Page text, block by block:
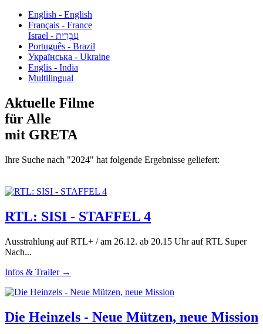
English - English
Français - France
עִבְרִית - Israel
Português - Brazil
Українська - Ukraine
Englis - India
Multilingual
Aktuelle Filme
für Alle
mit GRETA
Ihre Suche nach "2024" hat folgende Ergebnisse geliefert:
RTL: SISI - STAFFEL 4
Ausstrahlung auf RTL+ / am 26.12. ab 20.15 Uhr auf RTL Super
Nach...
Infos & Trailer →
Die Heinzels - Neue Mützen, neue Mission